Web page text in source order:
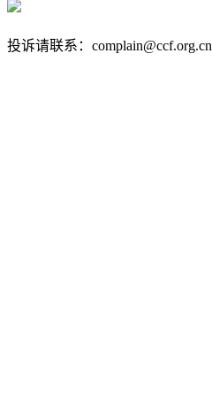
投诉请联系：complain@ccf.org.cn